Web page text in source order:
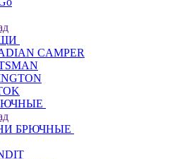
CAMPER
БРЮЧНЫЕ